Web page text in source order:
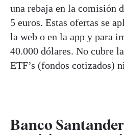
una rebaja en la comisión
5 euros. Estas ofertas se
la web o en la app y para
40.000 dólares. No cubre
ETF’s (fondos cotizados)
Banco